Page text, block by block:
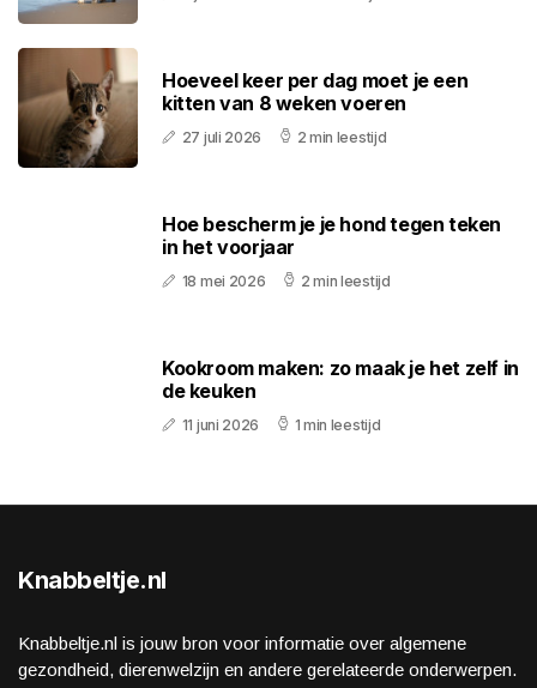
Hoeveel keer per dag moet je een
kitten van 8 weken voeren
27 juli 2026 2 min leestijd
Hoe bescherm je je hond tegen teken
in het voorjaar
18 mei 2026 2 min leestijd
Kookroom maken: zo maak je het zelf in
de keuken
11 juni 2026 1 min leestijd
Knabbeltje.nl
Knabbeltje.nl is jouw bron voor informatie over algemene
gezondheid, dierenwelzijn en andere gerelateerde onderwerpen.